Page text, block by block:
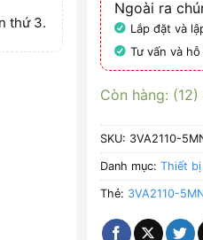
thứ 3.
Ngoài ra
Lắp đặt và
Tư vấn và
Còn hàng: (12)
SKU: 3VA2110-
Danh mục:Thiết bị
Thẻ: 3VA2110-